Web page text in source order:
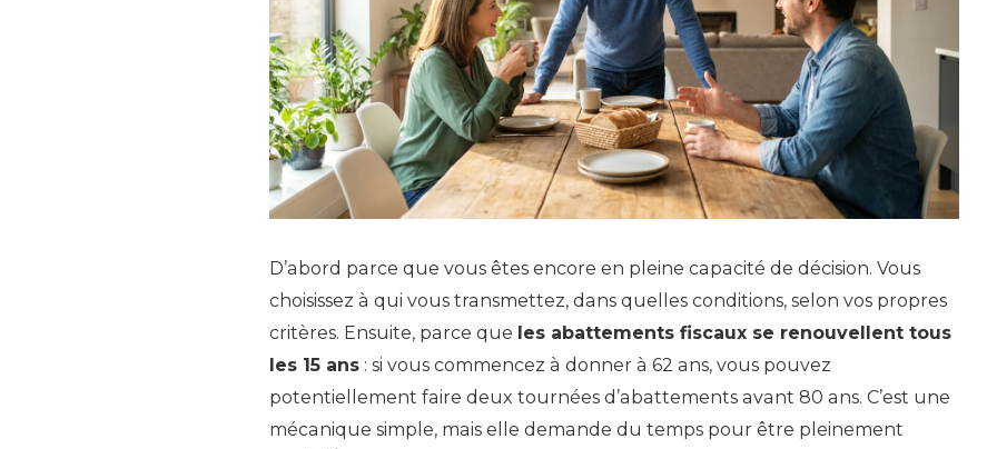
D’abord parce que vous êtes encore en pleine capacité de décision. Vous
choisissez à qui vous transmettez, dans quelles conditions, selon vos propres
critères. Ensuite, parce que les abattements fiscaux se renouvellent tous
les 15 ans : si vous commencez à donner à 62 ans, vous pouvez
potentiellement faire deux tournées d’abattements avant 80 ans. C’est une
mécanique simple, mais elle demande du temps pour être pleinement